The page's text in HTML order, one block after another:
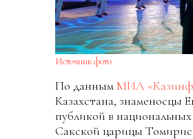
Источник фото
По даннымМИА
Казахстана, знаменосцы
публикой в
Сакской царицы Томирис